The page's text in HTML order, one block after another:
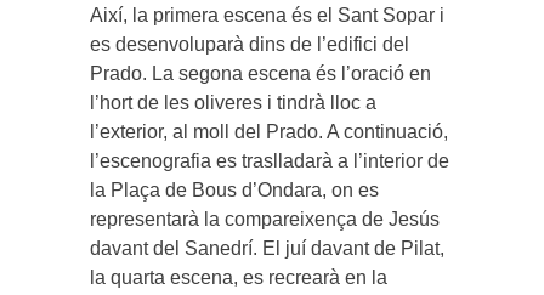
Així, la primera escena és el Sant Sopar i
es desenvoluparà dins de l’edifici del
Prado. La segona escena és l’oració en
l’hort de les oliveres i tindrà lloc a
l’exterior, al moll del Prado. A continuació,
l’escenografia es traslladarà a l’interior de
la Plaça de Bous d’Ondara, on es
representarà la compareixença de Jesús
davant del Sanedrí. El juí davant de Pilat,
la quarta escena, es recrearà en la